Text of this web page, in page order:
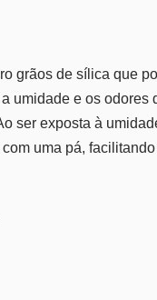
grãos de sílica que
umidade e os odores
ser exposta à
uma pá,